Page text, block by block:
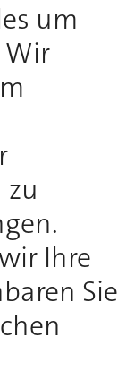
um
Wir
Ihre
Sie